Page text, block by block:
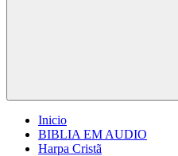
Inicio
BIBLIA EM AUDIO
Harpa Cristã